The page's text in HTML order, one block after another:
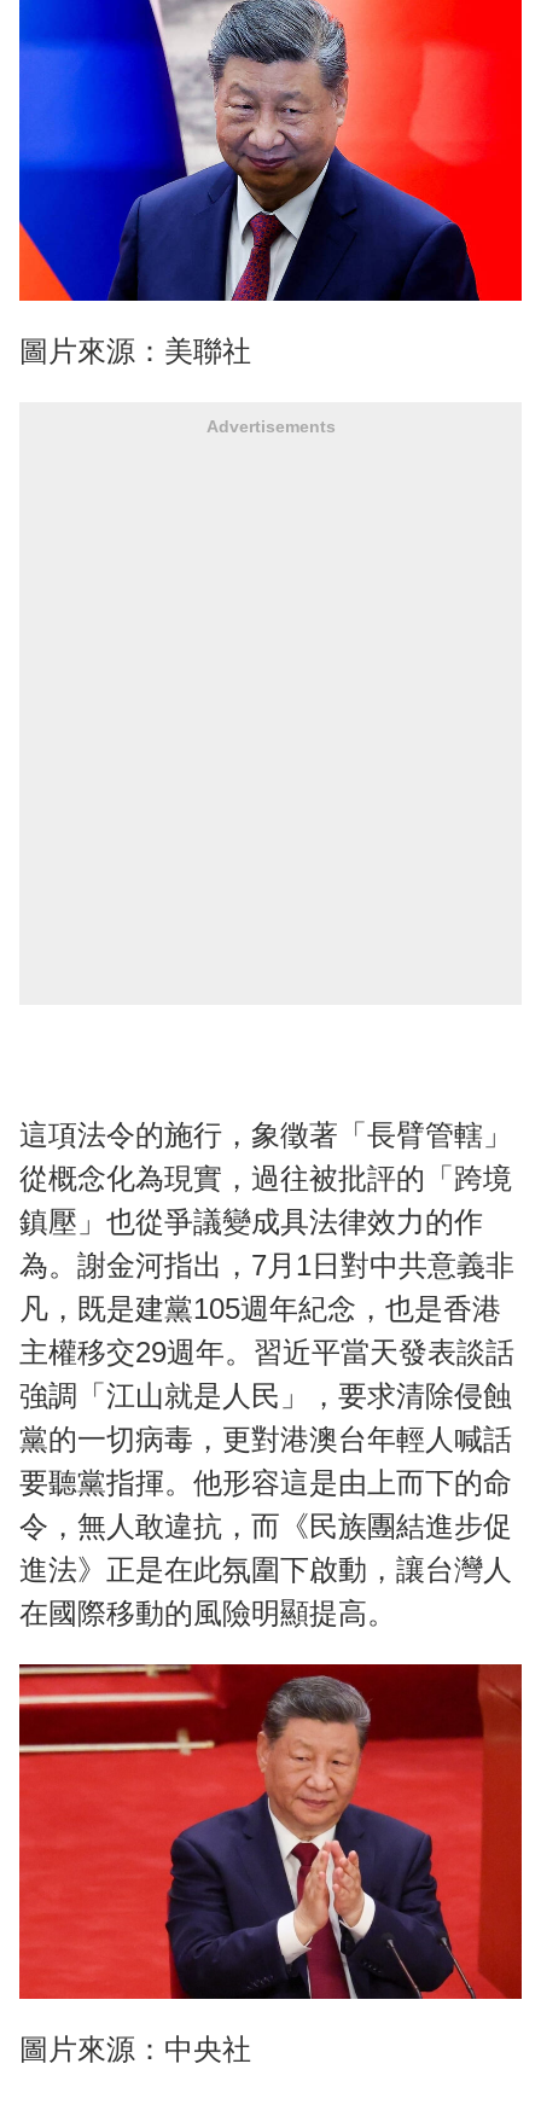
圖片來源：美聯社
Advertisements
這項法令的施行，象徵著「長臂管轄」
從概念化為現實，過往被批評的「跨境
鎮壓」也從爭議變成具法律效力的作
為。謝金河指出，7月1日對中共意義非
凡，既是建黨105週年紀念，也是香港
主權移交29週年。習近平當天發表談話
強調「江山就是人民」，要求清除侵蝕
黨的一切病毒，更對港澳台年輕人喊話
要聽黨指揮。他形容這是由上而下的命
令，無人敢違抗，而《民族團結進步促
進法》正是在此氛圍下啟動，讓台灣人
在國際移動的風險明顯提高。
圖片來源：中央社